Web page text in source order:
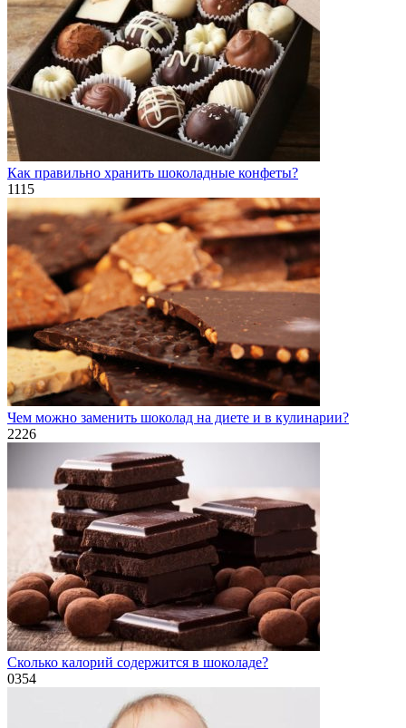
Как правильно хранить шоколадные конфеты?
1115
Чем можно заменить шоколад на диете и в кулинарии?
2226
Сколько калорий содержится в шоколаде?
0354